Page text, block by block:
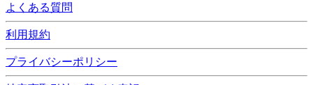
よくある質問
利用規約
プライバシーポリシー